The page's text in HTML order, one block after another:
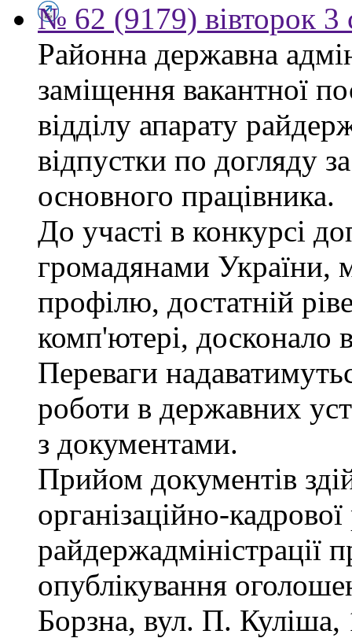
№ 62 (9179) вівторок 3
Районна державна
заміщення вакантної
відділу апарату
відпустки по догляду
основного працівника.
До участі в конкурсі
громадянами України,
профілю, достатній
комп'ютері, досконало
Переваги
роботи в державних
з документами.
Прийом документів
організаційно-
райдержадміністрації
опублікування
Борзна, вул. П.